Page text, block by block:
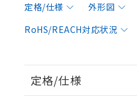
定格/仕様 外形図
RoHS/REACH対応状況
定格/仕様